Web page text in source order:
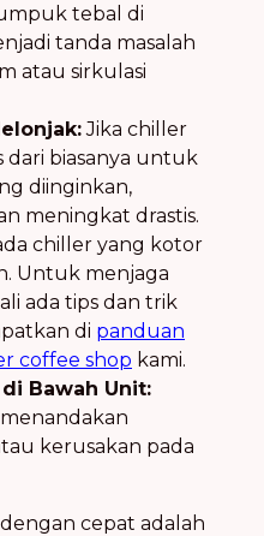
tebal di
tanda masalah
atau sirkulasi
Jika chiller
dari biasanya untuk
diinginkan,
meningkat drastis.
chiller yang kotor
Untuk menjaga
ada tips dan trik
di panduan
coffee shop kami.
Bawah Unit:
kerusakan pada
cepat adalah